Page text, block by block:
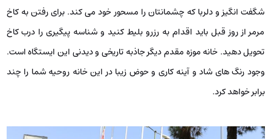
شگفت انگیز و دلربا که چشمانتان را مسحور خود می کند. برای رفتن به کاخ
مرمر از روز قبل باید اقدام به رزرو بلیط کنید و شناسه پیگیری را درب کاخ
تحویل دهید. خانه موزه مقدم دیگر جاذبه تاریخی و دیدنی این ایستگاه است.
وجود رنگ های شاد و آینه کاری و حوض زیبا در این خانه روحیه شما را چند
برابر خواهد کرد.